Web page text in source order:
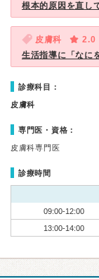
根本的原因を直し
皮膚科
2.0
生活指導に「なに
診療科目：
皮膚科
専門医・資格：
皮膚科専門医
診療時間
09:00-12:00
13:00-14:00